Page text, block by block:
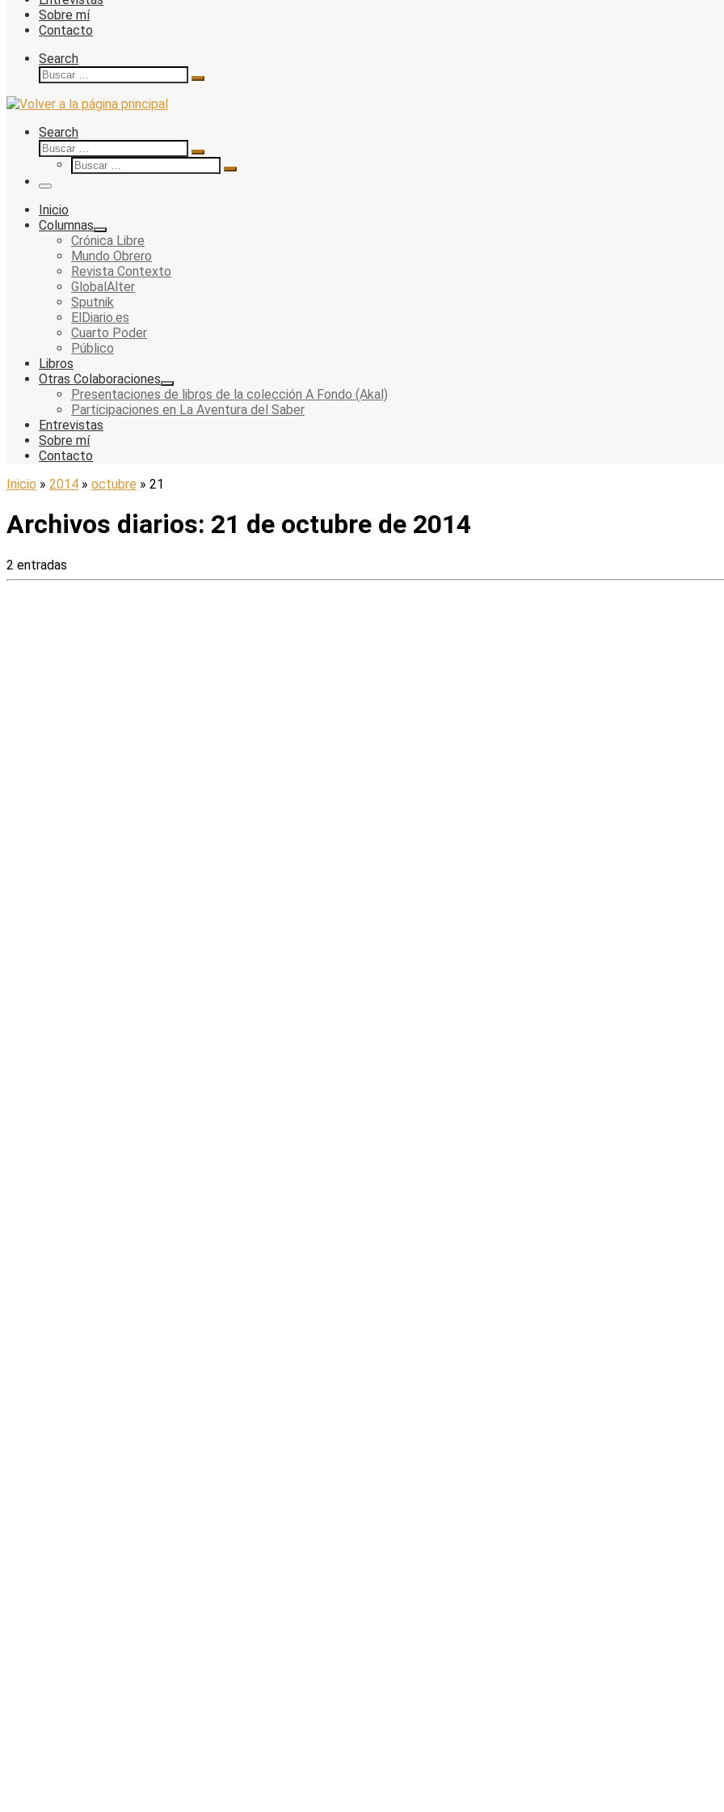
Sobre mí
Contacto
Search
Buscar
Buscar
Search
Buscar
Buscar
…
Buscar
Buscar
Menu
Inicio
Columnas
Crónica Libre
Mundo Obrero
Revista Contexto
GlobalAlter
Sputnik
ElDiario.es
Cuarto Poder
Público
Libros
Otras Colaboraciones
Presentaciones de libros de la colección A Fondo (Akal)
Participaciones en La Aventura del Saber
Entrevistas
Sobre mí
Contacto
Inicio » 2014 » octubre » 21
Archivos diarios: 21 de octubre de 2014
2 entradas